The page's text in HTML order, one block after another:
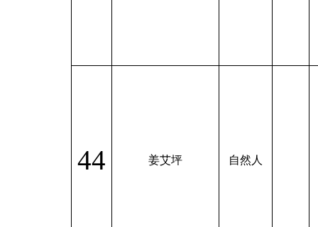
44 姜艾坪 自然人